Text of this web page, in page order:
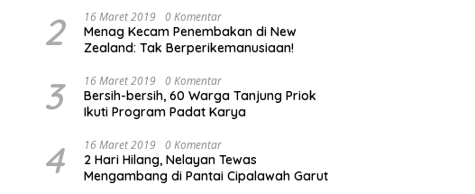
2 16 Maret 2019 0 Komentar
Menag Kecam Penembakan di New
Zealand: Tak Berperikemanusiaan!
3 16 Maret 2019 0 Komentar
Bersih-bersih, 60 Warga Tanjung Priok
Ikuti Program Padat Karya
4 16 Maret 2019 0 Komentar
2 Hari Hilang, Nelayan Tewas
Mengambang di Pantai Cipalawah Garut